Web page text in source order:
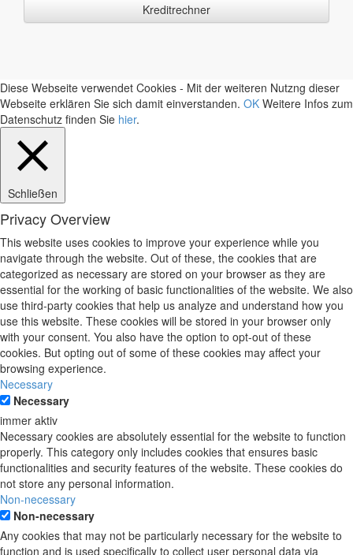
Kreditrechner
Diese Webseite verwendet Cookies - Mit der weiteren Nutzng dieser
Webseite erklären Sie sich damit einverstanden. OK Weitere Infos zum
Datenschutz finden Sie hier.
Schließen
Privacy Overview
This website uses cookies to improve your experience while you
navigate through the website. Out of these, the cookies that are
categorized as necessary are stored on your browser as they are
essential for the working of basic functionalities of the website. We also
use third-party cookies that help us analyze and understand how you
use this website. These cookies will be stored in your browser only
with your consent. You also have the option to opt-out of these
cookies. But opting out of some of these cookies may affect your
browsing experience.
Necessary
Necessary
immer aktiv
Necessary cookies are absolutely essential for the website to function
properly. This category only includes cookies that ensures basic
functionalities and security features of the website. These cookies do
not store any personal information.
Non-necessary
Non-necessary
Any cookies that may not be particularly necessary for the website to
function and is used specifically to collect user personal data via